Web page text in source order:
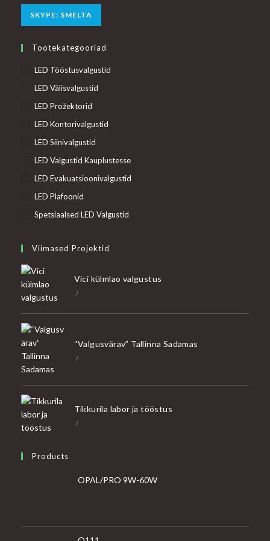
SKYPE: SMELTA
in
Tootekategooriad
LED Tööstusvalgustid
LED Välisvalgustid
LED Prožektorid
LED Kontorivalgustid
LED Siinivalgustid
LED Valgustid Kauplustesse
LED Evakuatsioonivalgustid
LED Plafoonid
Spetsiaalsed LED Valgustid
Viimased Projektid
Vici külmlao valgustus
/
“Valgusvärav” Tallinna Sadamas
/
Tikkurila labor ja tööstus
/
Products
OPAL/PRO 9W-60W